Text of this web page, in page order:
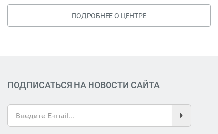
ПОДРОБНЕЕ О ЦЕНТРЕ
ПОДПИСАТЬСЯ НА НОВОСТИ САЙТА